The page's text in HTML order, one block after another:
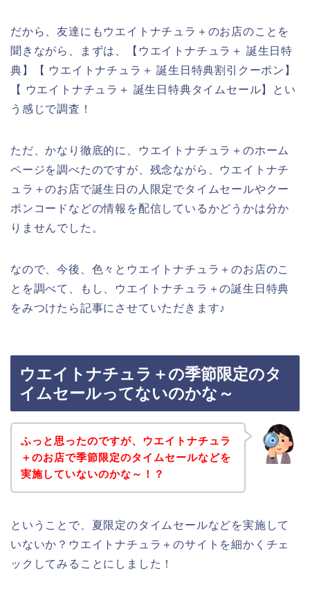
だから、友達にもウエイトナチュラ＋のお店のことを
聞きながら、まずは、【ウエイトナチュラ＋ 誕生日特
典】【 ウエイトナチュラ＋ 誕生日特典割引クーポン】
【 ウエイトナチュラ＋ 誕生日特典タイムセール】とい
う感じで調査！
ただ、かなり徹底的に、ウエイトナチュラ＋のホーム
ページを調べたのですが、残念ながら、ウエイトナチ
ュラ＋のお店で誕生日の人限定でタイムセールやクー
ポンコードなどの情報を配信しているかどうかは分か
りませんでした。
なので、今後、色々とウエイトナチュラ＋のお店のこ
とを調べて、もし、ウエイトナチュラ＋の誕生日特典
をみつけたら記事にさせていただきます♪
ウエイトナチュラ＋の季節限定のタ
イムセールってないのかな～
ふっと思ったのですが、ウエイトナチュラ
＋のお店で季節限定のタイムセールなどを
実施していないのかな～！？
ということで、夏限定のタイムセールなどを実施して
いないか？ウエイトナチュラ＋のサイトを細かくチェ
ックしてみることにしました！